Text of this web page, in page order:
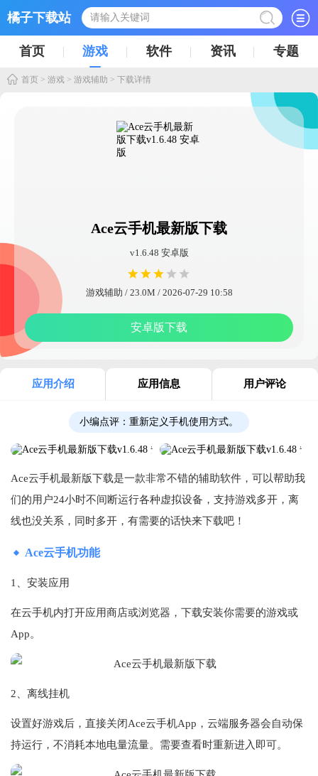
橘子下载站
首页 游戏 软件 资讯 专题
首页 > 游戏 > 游戏辅助 > 下载详情
Ace云手机最新版下载
v1.6.48 安卓版
游戏辅助 / 23.0M / 2026-07-29 10:58
安卓版下载
应用介绍 应用信息 用户评论
小编点评： 重新定义手机使用方式。
Ace云手机最新版下载是一款非常不错的辅助软件，可以帮助我
们的用户24小时不间断运行各种虚拟设备，支持游戏多开，离
线也没关系，同时多开，有需要的话快来下载吧！
Ace云手机功能
1、安装应用
在云手机内打开应用商店或浏览器，下载安装你需要的游戏或
App。
2、离线挂机
设置好游戏后，直接关闭Ace云手机App，云端服务器会自动保
持运行，不消耗本地电量流量。需要查看时重新进入即可。